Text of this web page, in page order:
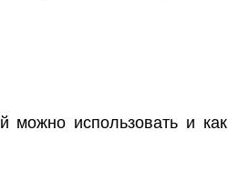
можно использовать и как